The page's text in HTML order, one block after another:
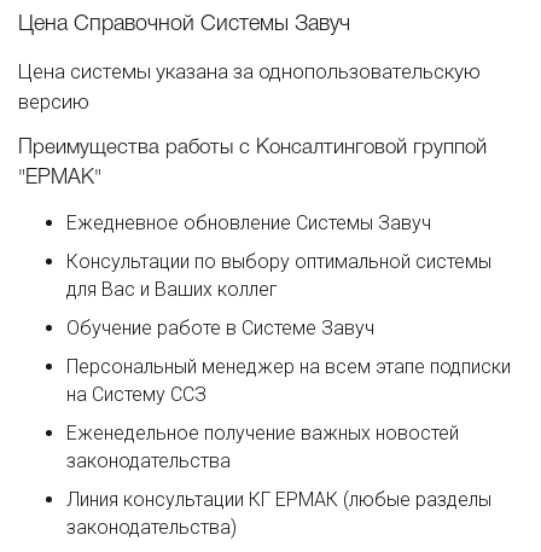
Цена Справочной Системы Завуч
Цена системы указана за однопользовательскую
версию
Преимущества работы с Консалтинговой группой
"ЕРМАК"
Ежедневное обновление Системы Завуч
Консультации по выбору оптимальной системы
для Вас и Ваших коллег
Обучение работе в Системе Завуч
Персональный менеджер на всем этапе подписки
на Систему ССЗ
Еженедельное получение важных новостей
законодательства
Линия консультации КГ ЕРМАК (любые разделы
законодательства)